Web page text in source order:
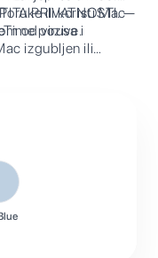
ili koristi Mac
pozive.
PRIVATNOSTI. —
od virusa i
izgubljen ili
ga pronaći.
kako im drugi